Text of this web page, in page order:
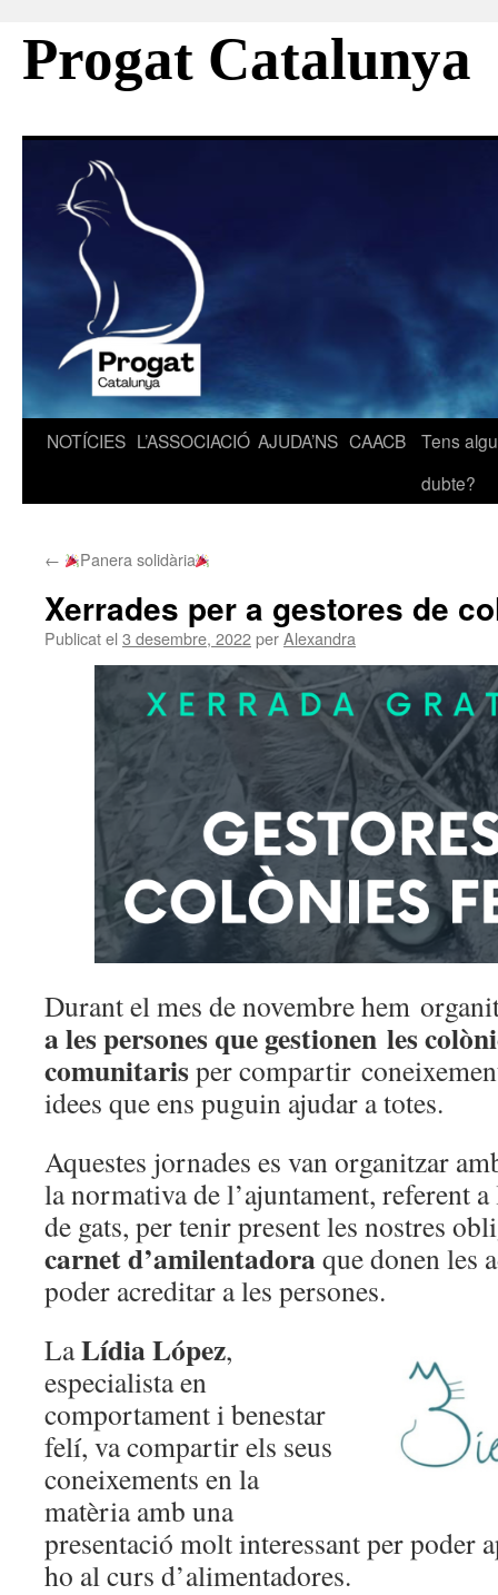
Progat Catalunya
VésNOTÍCIES L’ASSOCIACIÓ AJUDA’NS CAACB
Tens
dubte?
← Panera solidària
Xerrades per a gestores de
Publicat el 3 desembre, 2022perAlexandra
Durant el mes de novembre hem
a les persones que gestionen les
comunitarisper compartir
idees que ens puguin ajudar a totes.
Aquestes jornades es van organitzar
la normativa de l’ajuntament, referent
de gats, per tenir present les nostres
carnet d’amilentadoraque donen les
poder acreditar a les persones.
LaLídia López,
especialista en
comportament i benestar
felí, va compartir els seus
coneixements en la
matèria amb una
presentació molt interessant per poder
ho al curs d’alimentadores.